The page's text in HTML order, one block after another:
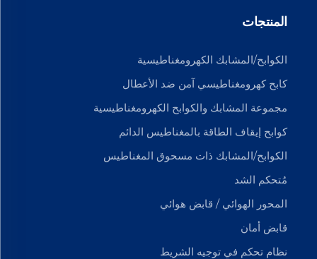
المنتجات
الكوابح/المشابك الكهرومغناطيسية
كابح كهرومغناطيسي آمن ضد الأعطال
مجموعة المشابك والكوابح الكهرومغناطيسية
كوابح إيقاف الطاقة بالمغناطيس الدائم
الكوابح/المشابك ذات مسحوق المغناطيس
مُتحكم الشد
المحور الهوائي / قابض هوائي
قابض أمان
نظام تحكم في توجيه الشريط